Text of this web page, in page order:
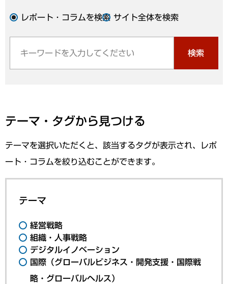
レポート・コラムを検索 サイト全体を検索
検索
テーマ・タグから見つける
テーマを選択いただくと、該当するタグが表示され、レポ
ート・コラムを絞り込むことができます。
テーマ
経営戦略
組織・人事戦略
デジタルイノベーション
国際（グローバルビジネス・開発支援・国際戦
略・グローバルヘルス）